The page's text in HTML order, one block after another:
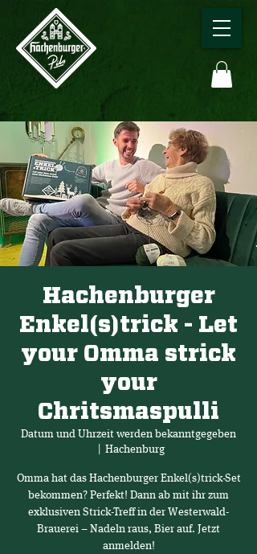
Hachenburger
Enkel(s)trick - Let
your Omma strick
your
Chritsmaspulli
Datum und Uhrzeit werden bekanntgegeben
Hachenburg
Omma hat das Hachenburger Enkel(s)trick-Set
bekommen? Perfekt! Dann ab mit ihr zum
exklusiven Strick-Treff in der Westerwald-
Brauerei – Nadeln raus, Bier auf. Jetzt
anmelden!